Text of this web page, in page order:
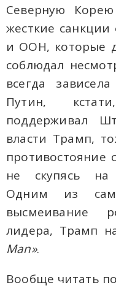
Северную
жесткие
и ООН, которые
соблюдал
всегда
Путин,
поддерживал
власти Трамп,
не скупясь на
Одним из
высмеивание
лидера, Трамп
Man».
Вообще читать